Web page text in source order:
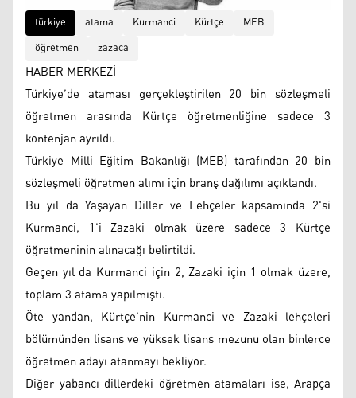
türkiye atama Kurmanci Kürtçe
MEB
öğretmen
zazaca
HABER MERKEZİ
Türkiye’de ataması gerçekleştirilen 20 bin sözleşmeli
öğretmen arasında Kürtçe öğretmenliğine sadece 3
kontenjan ayrıldı.
Türkiye Milli Eğitim Bakanlığı (MEB) tarafından 20 bin
sözleşmeli öğretmen alımı için branş dağılımı açıklandı.
Bu yıl da Yaşayan Diller ve Lehçeler kapsamında 2'si
Kurmanci, 1'i Zazaki olmak üzere sadece 3 Kürtçe
öğretmeninin alınacağı belirtildi.
Geçen yıl da Kurmanci için 2, Zazaki için 1 olmak üzere,
toplam 3 atama yapılmıştı.
Öte yandan, Kürtçe’nin Kurmanci ve Zazaki lehçeleri
bölümünden lisans ve yüksek lisans mezunu olan binlerce
öğretmen adayı atanmayı bekliyor.
Diğer yabancı dillerdeki öğretmen atamaları ise, Arapça